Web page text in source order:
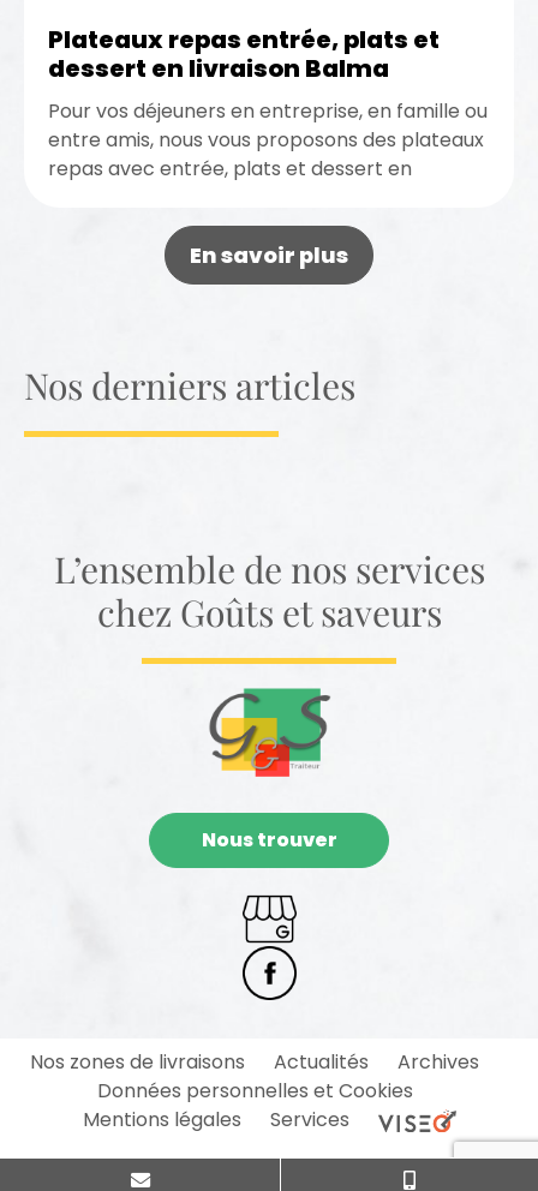
Plateaux repas entrée, plats et
dessert en livraison Balma
Pour vos déjeuners en entreprise, en famille ou
entre amis, nous vous proposons des plateaux
repas avec entrée, plats et dessert en
En savoir plus
Nos derniers articles
L’ensemble de nos services
chez Goûts et saveurs
Nous trouver
Nos zones de livraisons Actualités
Archives
Données personnelles et Cookies
Mentions légales
Services